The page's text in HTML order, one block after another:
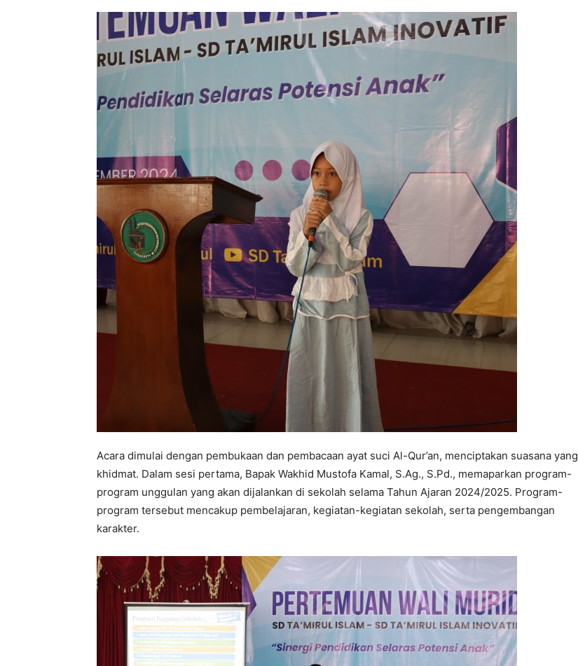
Acara dimulai dengan pembukaan dan pembacaan ayat suci Al-Qur’an, menciptakan suasana yang
khidmat. Dalam sesi pertama, Bapak Wakhid Mustofa Kamal, S.Ag., S.Pd., memaparkan program-
program unggulan yang akan dijalankan di sekolah selama Tahun Ajaran 2024/2025. Program-
program tersebut mencakup pembelajaran, kegiatan-kegiatan sekolah, serta pengembangan
karakter.